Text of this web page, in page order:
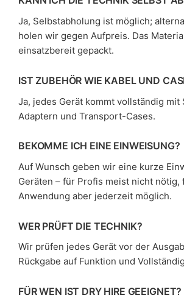
Ja, Selbstabholung ist möglich;
holen wir gegen Aufpreis. Das
einsatzbereit gepackt.
IST ZUBEHÖR WIE KABEL UND
Ja, jedes Gerät kommt vollständig mit
Adaptern und Transport-Cases.
BEKOMME ICH EINE EINWEISUNG?
Auf Wunsch geben wir eine kurze
Geräten – für Profis meist nicht nötig,
Anwendung aber jederzeit möglich.
WER PRÜFT DIE TECHNIK?
Wir prüfen jedes Gerät vor der
Rückgabe auf Funktion und
FÜR WEN IST DRY HIRE GEEIGNET?